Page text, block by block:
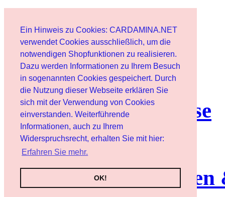
Ein Hinweis zu Cookies: CARDAMINA.NET
verwendet Cookies ausschließlich, um die
notwendigen Shopfunktionen zu realisieren.
Dazu werden Informationen zu Ihrem Besuch
in sogenannten Cookies gespeichert. Durch
die Nutzung dieser Webseite erklären Sie
sich mit der Verwendung von Cookies
einverstanden. Weiterführende
Informationen, auch zu Ihrem
Widerspruchsrecht, erhalten Sie mit hier:
Erfahren Sie mehr.
OK!
Benutzer
Newsletter
Nutzungshinweise
Service